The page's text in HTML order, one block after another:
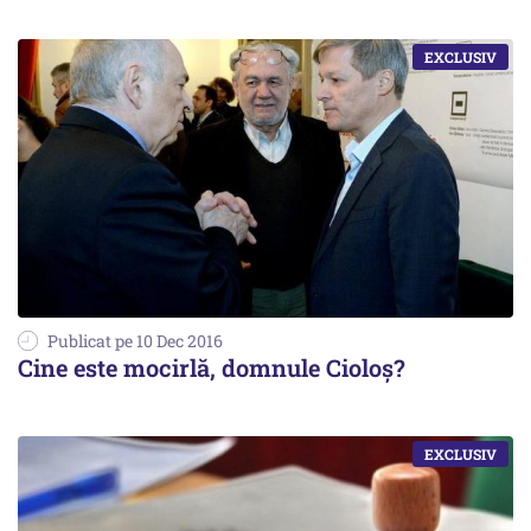
Publicat pe 10 Dec 2016
Cine este mocirlă, domnule Cioloș?